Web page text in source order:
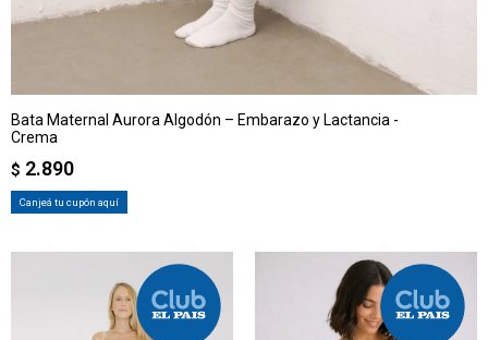
Bata Maternal Aurora Algodón – Embarazo y Lactancia -
Crema
$ 2.890
Canjeá tu cupón aquí